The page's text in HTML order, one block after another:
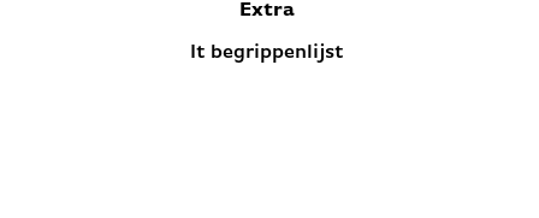
Extra
It begrippenlijst